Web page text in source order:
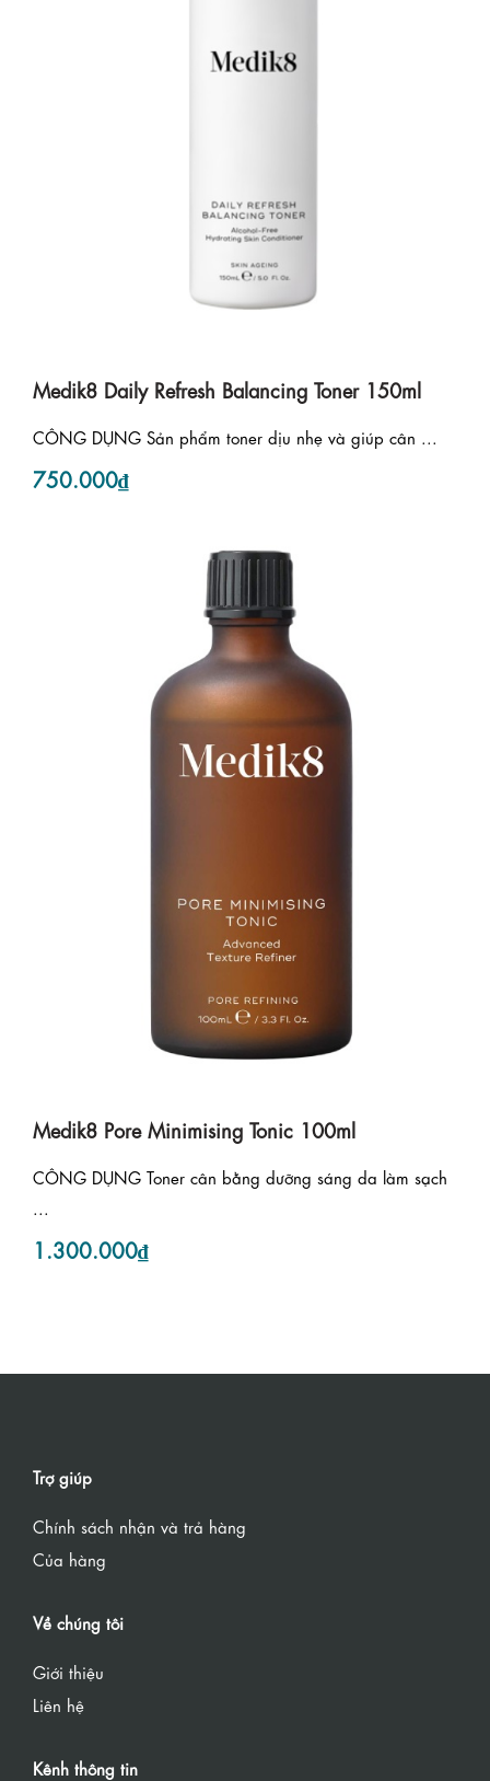
Medik8 Daily Refresh Balancing Toner 150ml
CÔNG DỤNG Sản phẩm toner dịu nhẹ và giúp cân ...
750.000₫
Medik8 Pore Minimising Tonic 100ml
CÔNG DỤNG Toner cân bằng dưỡng sáng da làm sạch
1.300.000₫
Trợ giúp
Chính sách nhận và trả hàng
Của hàng
Về chúng tôi
Giới thiệu
Liên hệ
Kênh thông tin